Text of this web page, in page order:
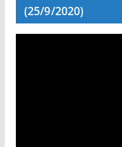
(25/9/2020)